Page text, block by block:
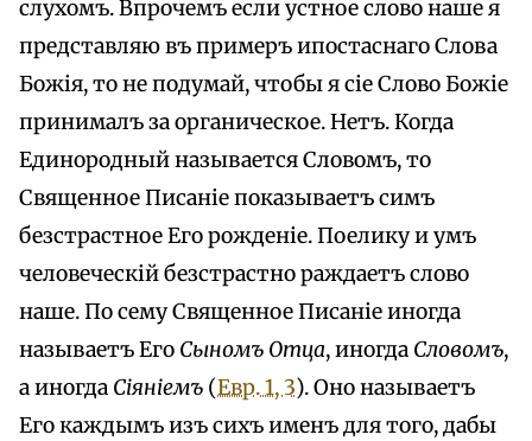
слухомъ. Впрочемъ если устное слово наше я
представляю въ примеръ ипостаснаго Слова
Божія, то не подумай, чтобы я сіе Слово Божіе
принималъ за органическое. Нетъ. Когда
Единородный называется Словомъ, то
Священное Писаніе показываетъ симъ
безстрастное Его рожденіе. Поелику и умъ
человеческій безстрастно раждаетъ слово
наше. По сему Священное Писаніе иногда
называетъ Его Сыномъ Отца, иногда Словомъ,
а иногда Сіяніемъ (Евр. 1, 3). Оно называетъ
Его каждымъ изъ сихъ именъ для того, дабы